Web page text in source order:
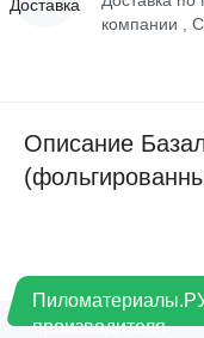
компании ,
Описание
производителя